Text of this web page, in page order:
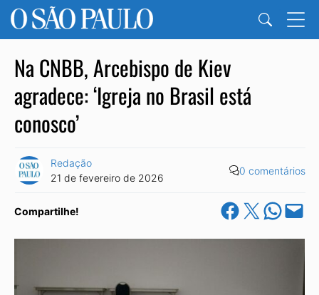
Na CNBB, Arcebispo de Kiev
agradece: ‘Igreja no Brasil está
conosco’
Redação
21 de fevereiro de 2026
0 comentários
Compartilhe! Share on Facebook
Share on X Share on
Email this